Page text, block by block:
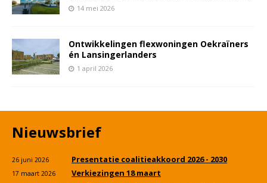
14 mei 2026
Ontwikkelingen flexwoningen Oekraïners
én Lansingerlanders
1 april 2026
Nieuwsbrief
26 juni 2026 Presentatie coalitieakkoord 2026 - 2030
17 maart 2026 Verkiezingen 18 maart